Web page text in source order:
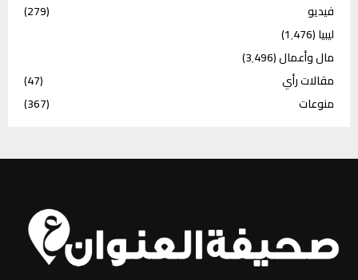
فيديو
(279)
ليبيا(1٬476)
مال وأعمال(3٬496)
مقالات رأي
(47)
منوعات
(367)